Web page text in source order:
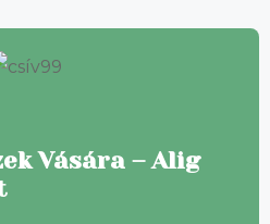
Vására – Alig